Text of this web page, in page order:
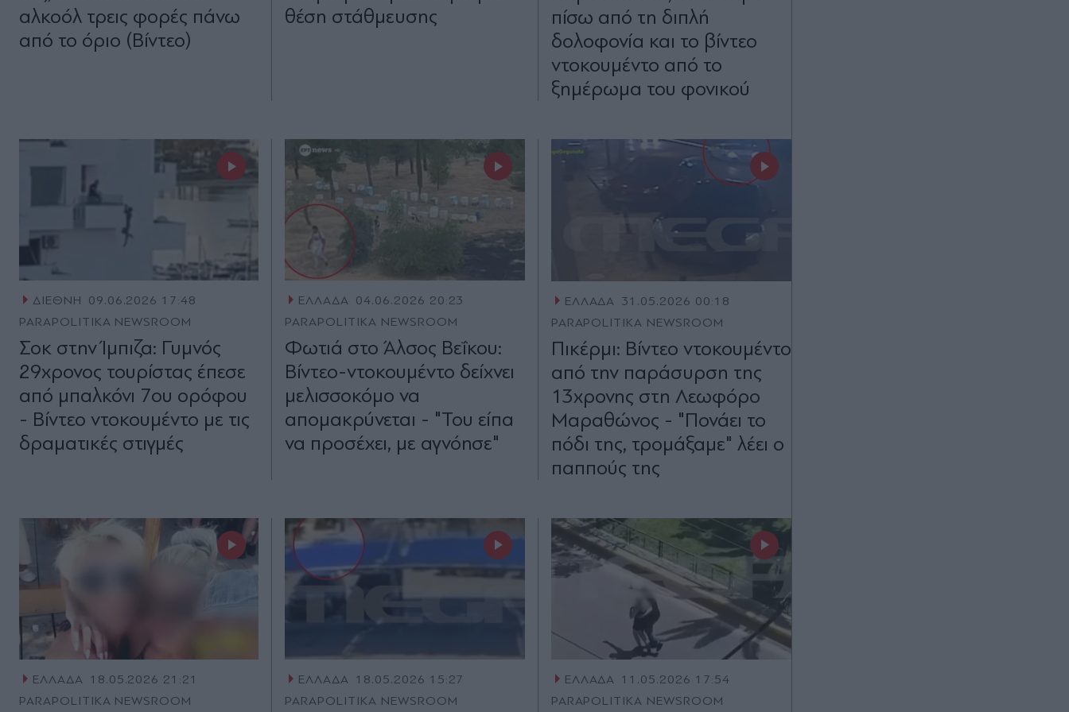
αλκοόλ τρεις φορές πάνω
από το όριο (Βίντεο)
θέση στάθμευσης
πίσω από τη διπλή
δολοφονία και το βίντεο
ντοκουμέντο από το
ξημέρωμα του φονικού
ΔΙΕΘΝΗ
09.06.2026 17:48
PARAPOLITIKA NEWSROOM
Σοκ στην Ίμπιζα: Γυμνός
29χρονος τουρίστας έπεσε
από μπαλκόνι 7ου ορόφου
- Βίντεο ντοκουμέντο με τις
δραματικές στιγμές
ΕΛΛΑΔΑ 04.06.2026 20:23
PARAPOLITIKA NEWSROOM
Φωτιά στο Άλσος Βεΐκου:
Βίντεο-ντοκουμέντο δείχνει
μελισσοκόμο να
απομακρύνεται - "Του είπα
να προσέχει, με αγνόησε"
ΕΛΛΑΔΑ 31.05.2026 00:18
PARAPOLITIKA NEWSROOM
Πικέρμι: Βίντεο ντοκουμέντο
από την παράσυρση της
13χρονης στη Λεωφόρο
Μαραθώνος - "Πονάει το
πόδι της, τρομάξαμε" λέει ο
παππούς της
ΕΛΛΑΔΑ 18.05.2026 21:21
PARAPOLITIKA NEWSROOM
ΕΛΛΑΔΑ 18.05.2026 15:27
PARAPOLITIKA NEWSROOM
ΕΛΛΑΔΑ 11.05.2026 17:54
PARAPOLITIKA NEWSROOM